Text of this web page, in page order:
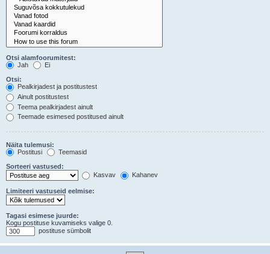
Otsi alamfoorumitest:
Jah
Ei
Otsi:
Pealkirjadest ja postitustest
Ainult postitustest
Teema pealkirjadest ainult
Teemade esimesed postitused ainult
Näita tulemusi:
Postitusi
Teemasid
Sorteeri vastused:
Kasvav
Kahanev
Limiteeri vastuseid eelmise:
Tagasi esimese juurde:
Kogu postituse kuvamiseks valige 0.
postituse sümbolit